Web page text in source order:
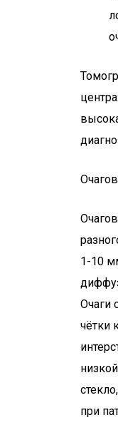
1-10
Очаги
чётки
при